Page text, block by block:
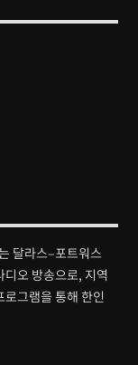
달라스–포트워스
오 방송으로, 지역
그램을 통해 한인